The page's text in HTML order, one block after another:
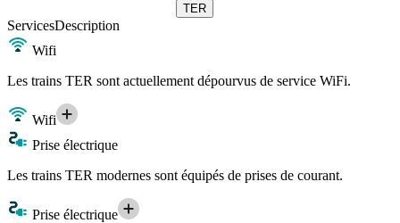
TER
ServicesDescription
Wifi
Les trains TER sont actuellement dépourvus de service WiFi.
Wifi
Prise électrique
Les trains TER modernes sont équipés de prises de courant.
Prise électrique